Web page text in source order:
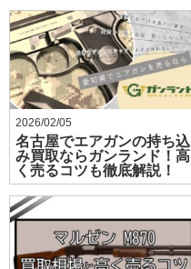
2026/02/05
名古屋でエアガンの持ち込
み買取ならガンランド！高
く売るコツも徹底解説！